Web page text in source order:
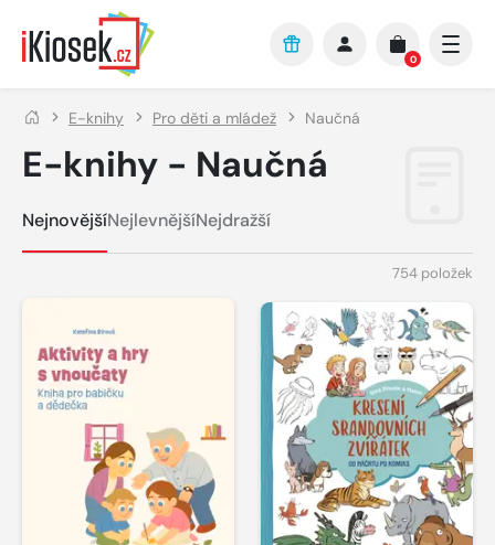
Přejít na hlavní obsah
0
E-knihy Pro děti a mládež Naučná
E-knihy - Naučná
NejnovějšíNejlevnějšíNejdražší
754 položek